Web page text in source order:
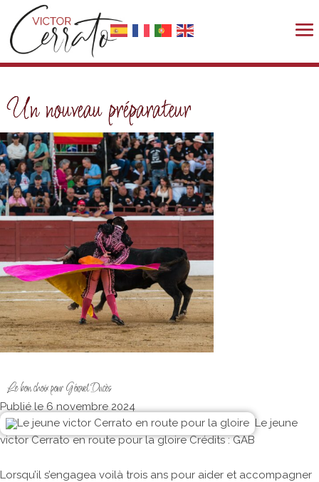
Un nouveau préparateur
Le bon choix pour Gérard Ducès
Publié le 6 novembre 2024
Le jeune
victor Cerrato en route pour la gloireCrédits : GAB
Lorsqu’il s’engagea voilà trois ans pour aider et accompagner